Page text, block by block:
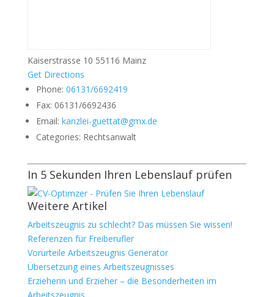
Kaiserstrasse 10 55116 Mainz
Get Directions
Phone: 06131/6692419
Fax: 06131/6692436
Email: kanzlei-guettat@gmx.de
Categories: Rechtsanwalt
In 5 Sekunden Ihren Lebenslauf prüfen
Weitere Artikel
Arbeitszeugnis zu schlecht? Das müssen Sie wissen!
Referenzen für Freiberufler
Vorurteile Arbeitszeugnis Generator
Übersetzung eines Arbeitszeugnisses
Erzieherin und Erzieher – die Besonderheiten im